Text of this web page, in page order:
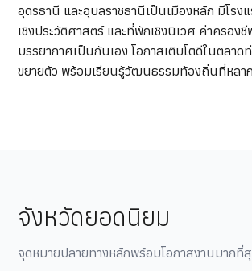
อุดรธานี และอุบลราชธานีเป็นเมืองหลัก มีโรง
เชิงประวัติศาสตร์ และที่พักเชิงนิเวศ ค่าครอง
บรรยากาศเป็นกันเอง โอกาสเติบโตดีในตลาด
ขยายตัว พร้อมเรียนรู้วัฒนธรรมท้องถิ่นที่หลา
จังหวัดยอดนิยม
จุดหมายปลายทางหลักพร้อมโอกาสงานมากที่